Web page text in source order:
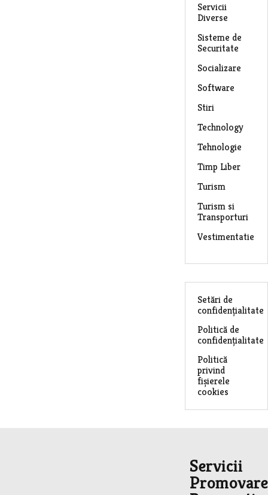
Servicii
Diverse
Sisteme de
Securitate
Socializare
Software
Stiri
Technology
Tehnologie
Timp Liber
Turism
Turism si
Transporturi
Vestimentatie
Setări de
confidențialitate
Politică de
confidențialitate
Politică
privind
fișierele
cookies
Servicii
Promovare